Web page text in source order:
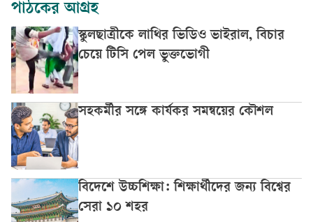
পাঠকের আগ্রহ
স্কুলছাত্রীকে লাথির ভিডিও ভাইরাল, বিচার
চেয়ে টিসি পেল ভুক্তভোগী
সহকর্মীর সঙ্গে কার্যকর সমন্বয়ের কৌশল
বিদেশে উচ্চশিক্ষা: শিক্ষার্থীদের জন্য বিশ্বের
সেরা ১০ শহর